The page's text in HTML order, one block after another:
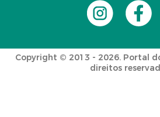
Copyright © 2013 - 2026. Portal
direitos